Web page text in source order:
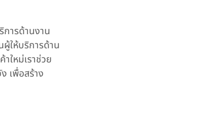
การด้านงาน
ผู้ให้บริการด้าน
ใหม่เราช่วย
เพื่อสร้าง